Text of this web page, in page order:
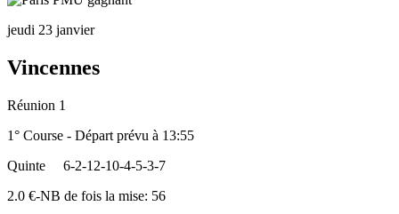
jeudi 23 janvier
Vincennes
Réunion 1
1° Course - Départ prévu à 13:55
Quinte
6-2-12-10-4-5-3-7
2.0 €-NB de fois la mise: 56